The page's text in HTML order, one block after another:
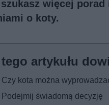
więcej
o koty.
Czy kota można
Podejmij świadomą decyzję